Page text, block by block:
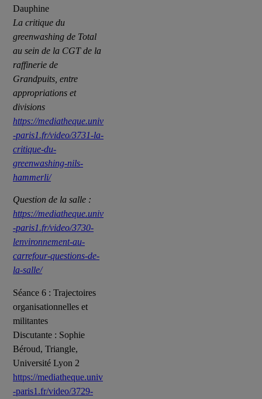
Dauphine
La critique du
greenwashing de Total
au sein de la CGT de la
raffinerie de
Grandpuits, entre
appropriations et
divisions
https://mediatheque.univ
-paris1.fr/video/3731-la-
critique-du-
greenwashing-nils-
hammerli/
Question de la salle :
https://mediatheque.univ
-paris1.fr/video/3730-
lenvironnement-au-
carrefour-questions-de-
la-salle/
Séance 6 : Trajectoires
organisationnelles et
militantes
Discutante : Sophie
Béroud, Triangle,
Université Lyon 2
https://mediatheque.univ
-paris1.fr/video/3729-